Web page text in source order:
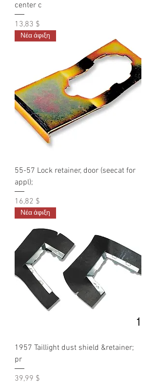
center c
Τιμή
13,83 $
Νέα άφιξη
55-57 Lock retainer, door (seecat for
appl);
Τιμή
16,82 $
Νέα άφιξη
1957 Taillight dust shield &retainer;
pr
Τιμή
39,99 $